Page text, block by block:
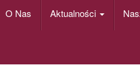
O Nas Aktualności